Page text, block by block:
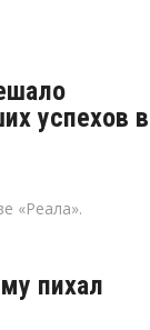
успехов в
«Реала».
пихал